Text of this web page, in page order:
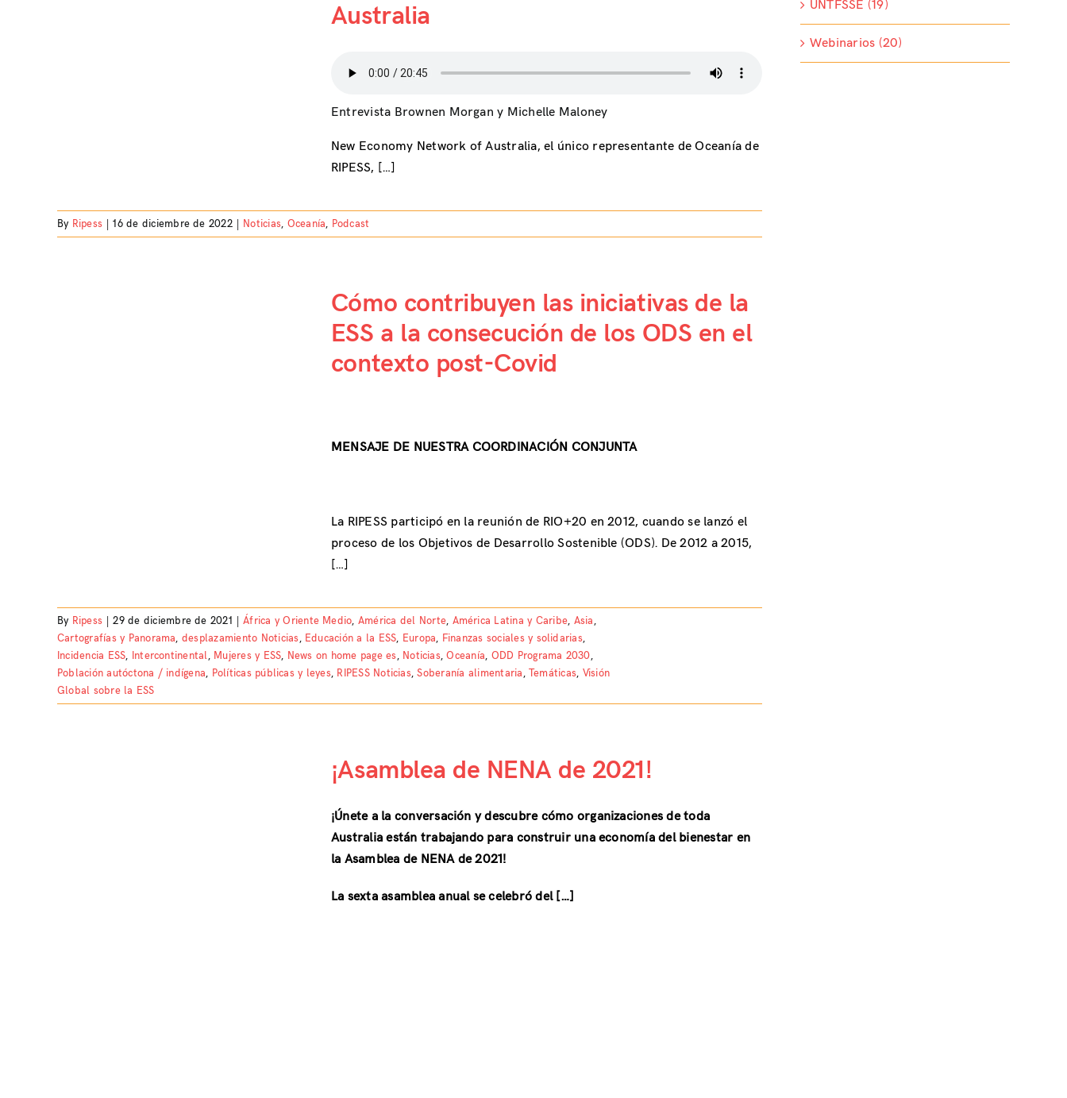
Australia
Entrevista Brownen Morgan y Michelle Maloney
New Economy Network of Australia, el único representante de Oceanía de
RIPESS, […]
By Ripess 16 de diciembre de 2022 Noticias, Oceanía, Podcast
Cómo contribuyen las iniciativas de la
ESS a la consecución de los ODS en el
contexto post-Covid
MENSAJE DE NUESTRA COORDINACIÓN CONJUNTA
La RIPESS participó en la reunión de RIO+20 en 2012, cuando se lanzó el
proceso de los Objetivos de Desarrollo Sostenible (ODS). De 2012 a 2015,
[…]
By Ripess 29 de diciembre de 2021 África y Oriente Medio, América del Norte, América Latina y Caribe, Asia,
Cartografías y Panorama, desplazamiento Noticias, Educación a la ESS, Europa, Finanzas sociales y solidarias,
Incidencia ESS, Intercontinental, Mujeres y ESS, News on home page es, Noticias,Oceanía, ODD Programa 2030,
Población autóctona / indígena, Políticas públicas y leyes, RIPESS Noticias,Soberanía alimentaria, Temáticas, Visión
Global sobre la ESS
¡Asamblea de NENA de 2021!
¡Únete a la conversación y descubre cómo organizaciones de toda
Australia están trabajando para construir una economía del bienestar en
la Asamblea de NENA de 2021!
La sexta asamblea anual se celebró del […]
UNTFSSE (19)
Webinarios (20)